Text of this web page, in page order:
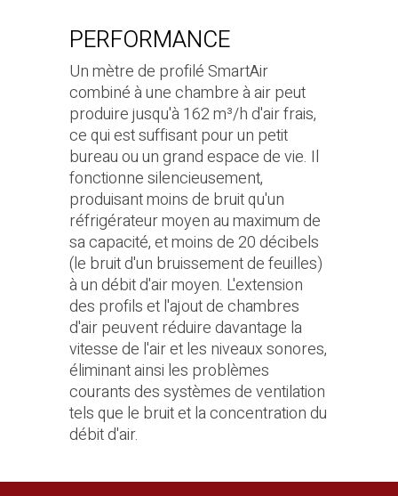
PERFORMANCE
Un mètre de profilé SmartAir
combiné à une chambre à air peut
produire jusqu'à 162 m³/h d'air frais,
ce qui est suffisant pour un petit
bureau ou un grand espace de vie. Il
fonctionne silencieusement,
produisant moins de bruit qu'un
réfrigérateur moyen au maximum de
sa capacité, et moins de 20 décibels
(le bruit d'un bruissement de feuilles)
à un débit d'air moyen. L'extension
des profils et l'ajout de chambres
d'air peuvent réduire davantage la
vitesse de l'air et les niveaux sonores,
éliminant ainsi les problèmes
courants des systèmes de ventilation
tels que le bruit et la concentration du
débit d'air.